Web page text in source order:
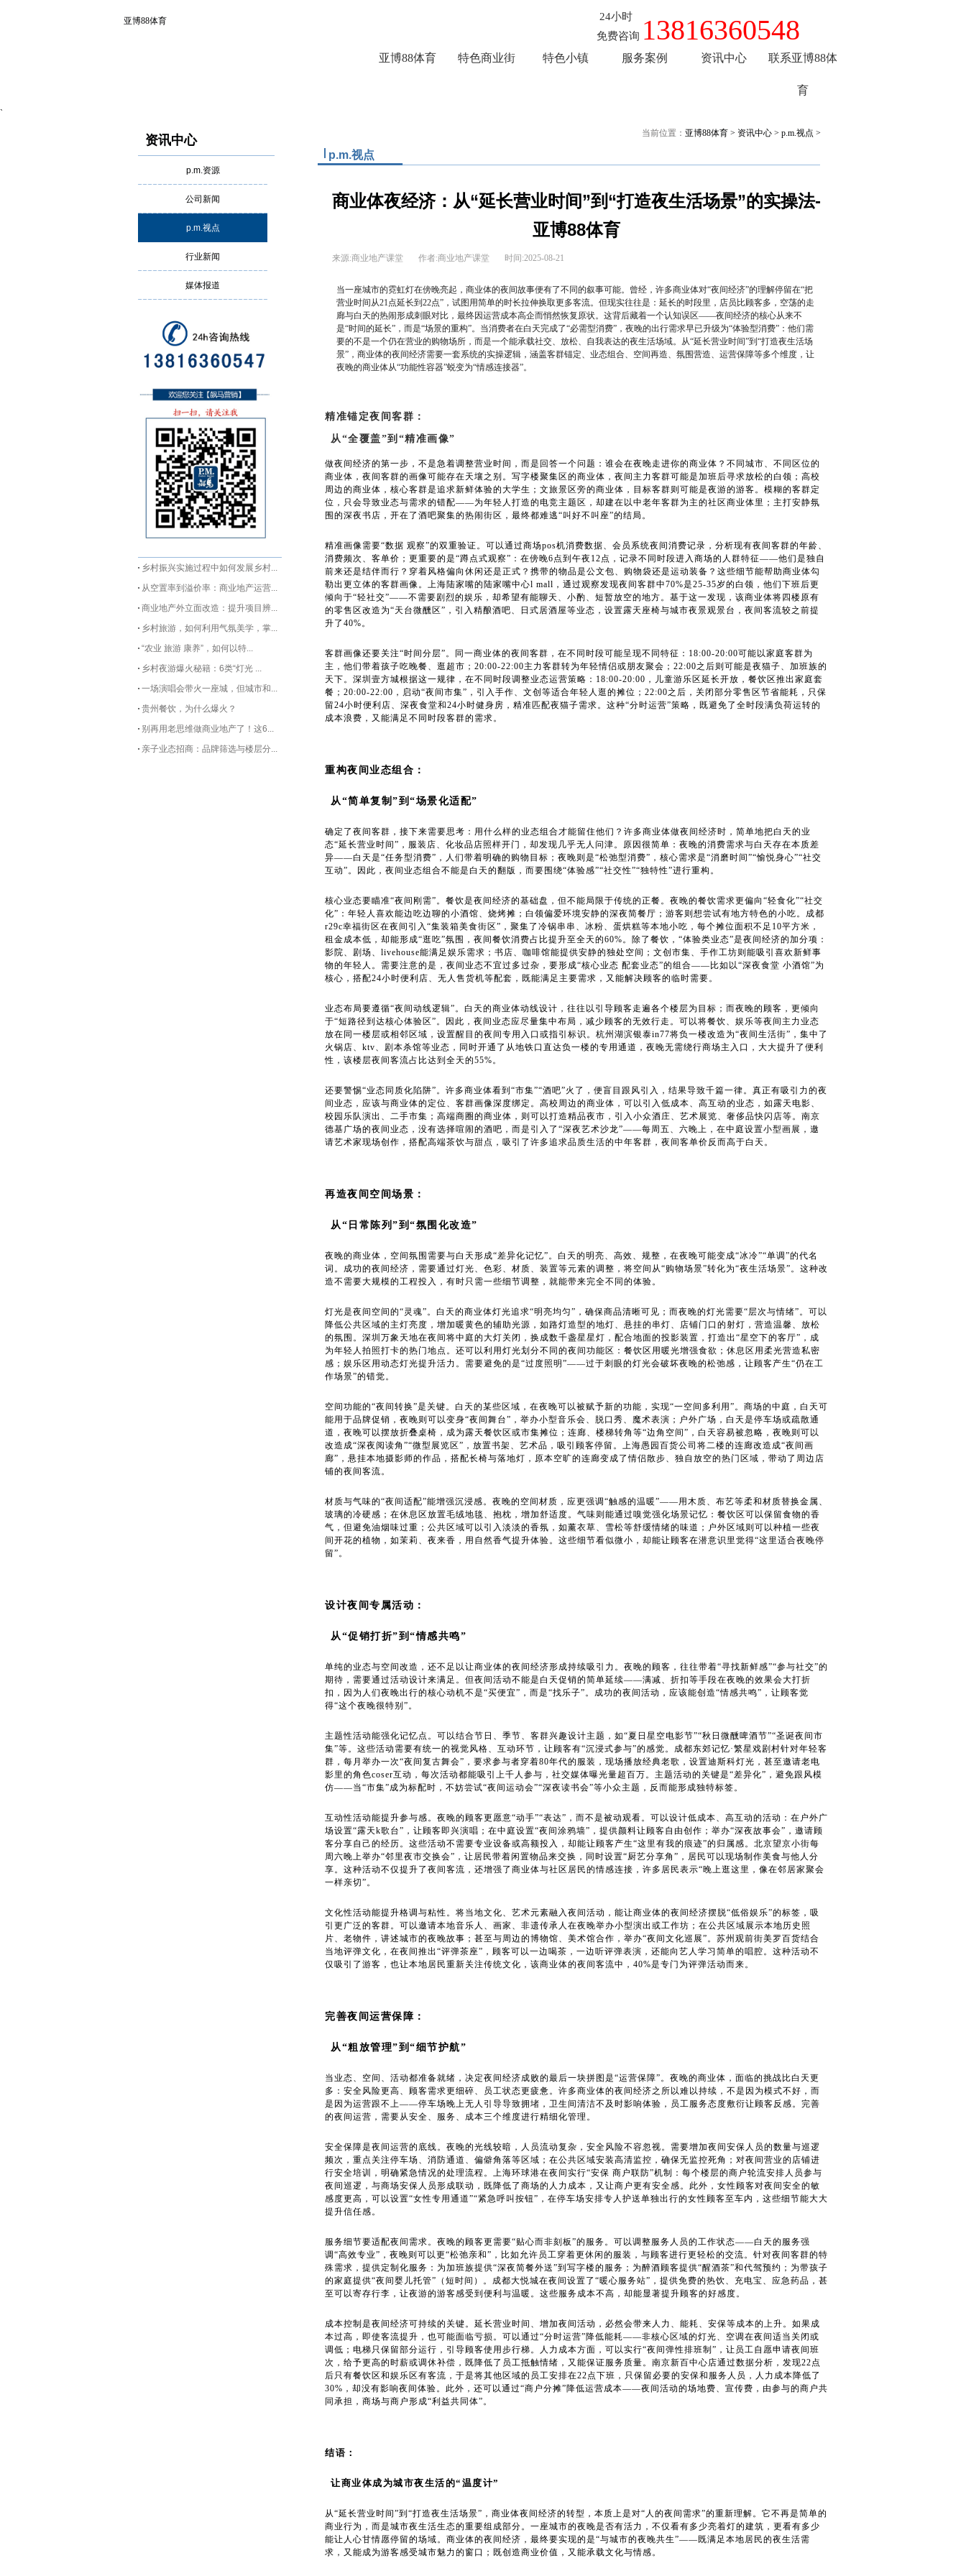
亚博88体育
24小时
免费咨询 13816360548
亚博88体育 特色商业街 特色小镇 服务案例 资讯中心 联系亚博88体
育
`
资讯中心
p.m.资源
公司新闻
p.m.视点
行业新闻
媒体报道
乡村振兴实施过程中如何发展乡村...
从空置率到溢价率：商业地产运营...
商业地产外立面改造：提升项目辨...
乡村旅游，如何利用气氛美学，掌...
“农业 旅游 康养”，如何以特...
乡村夜游爆火秘籍：6类“灯光 ...
一场演唱会带火一座城，但城市和...
贵州餐饮，为什么爆火？
别再用老思维做商业地产了！这6...
亲子业态招商：品牌筛选与楼层分...
当前位置： 亚博88体育 > 资讯中心 > p.m.视点 >
p.m.视点
商业体夜经济：从“延长营业时间”到“打造夜生活场景”的实操法-
亚博88体育
来源:商业地产课堂 作者:商业地产课堂 时间:2025-08-21
当一座城市的霓虹灯在傍晚亮起，商业体的夜间故事便有了不同的叙事可能。曾经，许多商业体对“夜间经济”的理解停留在“把
营业时间从21点延长到22点”，试图用简单的时长拉伸换取更多客流。但现实往往是：延长的时段里，店员比顾客多，空荡的走
廊与白天的热闹形成刺眼对比，最终因运营成本高企而悄然恢复原状。这背后藏着一个认知误区——夜间经济的核心从来不
是“时间的延长”，而是“场景的重构”。当消费者在白天完成了“必需型消费”，夜晚的出行需求早已升级为“体验型消费”：他们需
要的不是一个仍在营业的购物场所，而是一个能承载社交、放松、自我表达的夜生活场域。从“延长营业时间”到“打造夜生活场
景”，商业体的夜间经济需要一套系统的实操逻辑，涵盖客群锚定、业态组合、空间再造、氛围营造、运营保障等多个维度，让
夜晚的商业体从“功能性容器”蜕变为“情感连接器”。
精准锚定夜间客群：
从“全覆盖”到“精准画像”
做夜间经济的第一步，不是急着调整营业时间，而是回答一个问题：谁会在夜晚走进你的商业体？不同城市、不同区位的
商业体，夜间客群的画像可能存在天壤之别。写字楼聚集区的商业体，夜间主力客群可能是加班后寻求放松的白领；高校
周边的商业体，核心客群是追求新鲜体验的大学生；文旅景区旁的商业体，目标客群则可能是夜游的游客。模糊的客群定
位，只会导致业态与需求的错配——为年轻人打造的电竞主题区，却建在以中老年客群为主的社区商业体里；主打安静氛
围的深夜书店，开在了酒吧聚集的热闹街区，最终都难逃“叫好不叫座”的结局。
精准画像需要“数据 观察”的双重验证。可以通过商场pos机消费数据、会员系统夜间消费记录，分析现有夜间客群的年龄、
消费频次、客单价；更重要的是“蹲点式观察”：在傍晚6点到午夜12点，记录不同时段进入商场的人群特征——他们是独自
前来还是结伴而行？穿着风格偏向休闲还是正式？携带的物品是公文包、购物袋还是运动装备？这些细节能帮助商业体勾
勒出更立体的客群画像。上海陆家嘴的陆家嘴中心l mall，通过观察发现夜间客群中70%是25-35岁的白领，他们下班后更
倾向于“轻社交”——不需要剧烈的娱乐，却希望有能聊天、小酌、短暂放空的地方。基于这一发现，该商业体将四楼原有
的零售区改造为“天台微醺区”，引入精酿酒吧、日式居酒屋等业态，设置露天座椅与城市夜景观景台，夜间客流较之前提
升了40%。
客群画像还要关注“时间分层”。同一商业体的夜间客群，在不同时段可能呈现不同特征：18:00-20:00可能以家庭客群为
主，他们带着孩子吃晚餐、逛超市；20:00-22:00主力客群转为年轻情侣或朋友聚会；22:00之后则可能是夜猫子、加班族的
天下。深圳壹方城根据这一规律，在不同时段调整业态运营策略：18:00-20:00，儿童游乐区延长开放，餐饮区推出家庭套
餐；20:00-22:00，启动“夜间市集”，引入手作、文创等适合年轻人逛的摊位；22:00之后，关闭部分零售区节省能耗，只保
留24小时便利店、深夜食堂和24小时健身房，精准匹配夜猫子需求。这种“分时运营”策略，既避免了全时段满负荷运转的
成本浪费，又能满足不同时段客群的需求。
重构夜间业态组合：
从“简单复制”到“场景化适配”
确定了夜间客群，接下来需要思考：用什么样的业态组合才能留住他们？许多商业体做夜间经济时，简单地把白天的业
态“延长营业时间”，服装店、化妆品店照样开门，却发现几乎无人问津。原因很简单：夜晚的消费需求与白天存在本质差
异——白天是“任务型消费”，人们带着明确的购物目标；夜晚则是“松弛型消费”，核心需求是“消磨时间”“愉悦身心”“社交
互动”。因此，夜间业态组合不能是白天的翻版，而要围绕“体验感”“社交性”“独特性”进行重构。
核心业态要瞄准“夜间刚需”。餐饮是夜间经济的基础盘，但不能局限于传统的正餐。夜晚的餐饮需求更偏向“轻食化”“社交
化”：年轻人喜欢能边吃边聊的小酒馆、烧烤摊；白领偏爱环境安静的深夜简餐厅；游客则想尝试有地方特色的小吃。成都
r29c幸福街区在夜间引入“集装箱美食街区”，聚集了冷锅串串、冰粉、蛋烘糕等本地小吃，每个摊位面积不足10平方米，
租金成本低，却能形成“逛吃”氛围，夜间餐饮消费占比提升至全天的60%。除了餐饮，“体验类业态”是夜间经济的加分项：
影院、剧场、livehouse能满足娱乐需求；书店、咖啡馆能提供安静的独处空间；文创市集、手作工坊则能吸引喜欢新鲜事
物的年轻人。需要注意的是，夜间业态不宜过多过杂，要形成“核心业态 配套业态”的组合——比如以“深夜食堂 小酒馆”为
核心，搭配24小时便利店、无人售货机等配套，既能满足主要需求，又能解决顾客的临时需要。
业态布局要遵循“夜间动线逻辑”。白天的商业体动线设计，往往以引导顾客走遍各个楼层为目标；而夜晚的顾客，更倾向
于“短路径到达核心体验区”。因此，夜间业态应尽量集中布局，减少顾客的无效行走。可以将餐饮、娱乐等夜间主力业态
放在同一楼层或相邻区域，设置醒目的夜间专用入口或指引标识。杭州湖滨银泰in77将负一楼改造为“夜间生活街”，集中了
火锅店、ktv、剧本杀馆等业态，同时开通了从地铁口直达负一楼的专用通道，夜晚无需绕行商场主入口，大大提升了便利
性，该楼层夜间客流占比达到全天的55%。
还要警惕“业态同质化陷阱”。许多商业体看到“市集”“酒吧”火了，便盲目跟风引入，结果导致千篇一律。真正有吸引力的夜
间业态，应该与商业体的定位、客群画像深度绑定。高校周边的商业体，可以引入低成本、高互动的业态，如露天电影、
校园乐队演出、二手市集；高端商圈的商业体，则可以打造精品夜市，引入小众酒庄、艺术展览、奢侈品快闪店等。南京
德基广场的夜间业态，没有选择喧闹的酒吧，而是引入了“深夜艺术沙龙”——每周五、六晚上，在中庭设置小型画展，邀
请艺术家现场创作，搭配高端茶饮与甜点，吸引了许多追求品质生活的中年客群，夜间客单价反而高于白天。
再造夜间空间场景：
从“日常陈列”到“氛围化改造”
夜晚的商业体，空间氛围需要与白天形成“差异化记忆”。白天的明亮、高效、规整，在夜晚可能变成“冰冷”“单调”的代名
词。成功的夜间经济，需要通过灯光、色彩、材质、装置等元素的调整，将空间从“购物场景”转化为“夜生活场景”。这种改
造不需要大规模的工程投入，有时只需一些细节调整，就能带来完全不同的体验。
灯光是夜间空间的“灵魂”。白天的商业体灯光追求“明亮均匀”，确保商品清晰可见；而夜晚的灯光需要“层次与情绪”。可以
降低公共区域的主灯亮度，增加暖黄色的辅助光源，如路灯造型的地灯、悬挂的串灯、店铺门口的射灯，营造温馨、放松
的氛围。深圳万象天地在夜间将中庭的大灯关闭，换成数千盏星星灯，配合地面的投影装置，打造出“星空下的客厅”，成
为年轻人拍照打卡的热门地点。还可以利用灯光划分不同的夜间功能区：餐饮区用暖光增强食欲；休息区用柔光营造私密
感；娱乐区用动态灯光提升活力。需要避免的是“过度照明”——过于刺眼的灯光会破坏夜晚的松弛感，让顾客产生“仍在工
作场景”的错觉。
空间功能的“夜间转换”是关键。白天的某些区域，在夜晚可以被赋予新的功能，实现“一空间多利用”。商场的中庭，白天可
能用于品牌促销，夜晚则可以变身“夜间舞台”，举办小型音乐会、脱口秀、魔术表演；户外广场，白天是停车场或疏散通
道，夜晚可以摆放折叠桌椅，成为露天餐饮区或市集摊位；连廊、楼梯转角等“边角空间”，白天容易被忽略，夜晚则可以
改造成“深夜阅读角”“微型展览区”，放置书架、艺术品，吸引顾客停留。上海愚园百货公司将二楼的连廊改造成“夜间画
廊”，悬挂本地摄影师的作品，搭配长椅与落地灯，原本空旷的连廊变成了情侣散步、独自放空的热门区域，带动了周边店
铺的夜间客流。
材质与气味的“夜间适配”能增强沉浸感。夜晚的空间材质，应更强调“触感的温暖”——用木质、布艺等柔和材质替换金属、
玻璃的冷硬感；在休息区放置毛绒地毯、抱枕，增加舒适度。气味则能通过嗅觉强化场景记忆：餐饮区可以保留食物的香
气，但避免油烟味过重；公共区域可以引入淡淡的香氛，如薰衣草、雪松等舒缓情绪的味道；户外区域则可以种植一些夜
间开花的植物，如茉莉、夜来香，用自然香气提升体验。这些细节看似微小，却能让顾客在潜意识里觉得“这里适合夜晚停
留”。
设计夜间专属活动：
从“促销打折”到“情感共鸣”
单纯的业态与空间改造，还不足以让商业体的夜间经济形成持续吸引力。夜晚的顾客，往往带着“寻找新鲜感”“参与社交”的
期待，需要通过活动设计来满足。但夜间活动不能是白天促销的简单延续——满减、折扣等手段在夜晚的效果会大打折
扣，因为人们夜晚出行的核心动机不是“买便宜”，而是“找乐子”。成功的夜间活动，应该能创造“情感共鸣”，让顾客觉
得“这个夜晚很特别”。
主题性活动能强化记忆点。可以结合节日、季节、客群兴趣设计主题，如“夏日星空电影节”“秋日微醺啤酒节”“圣诞夜间市
集”等。这些活动需要有统一的视觉风格、互动环节，让顾客有“沉浸式参与”的感觉。成都东郊记忆·繁星戏剧村针对年轻客
群，每月举办一次“夜间复古舞会”，要求参与者穿着80年代的服装，现场播放经典老歌，设置迪斯科灯光，甚至邀请老电
影里的角色coser互动，每次活动都能吸引上千人参与，社交媒体曝光量超百万。主题活动的关键是“差异化”，避免跟风模
仿——当“市集”成为标配时，不妨尝试“夜间运动会”“深夜读书会”等小众主题，反而能形成独特标签。
互动性活动能提升参与感。夜晚的顾客更愿意“动手”“表达”，而不是被动观看。可以设计低成本、高互动的活动：在户外广
场设置“露天k歌台”，让顾客即兴演唱；在中庭设置“夜间涂鸦墙”，提供颜料让顾客自由创作；举办“深夜故事会”，邀请顾
客分享自己的经历。这些活动不需要专业设备或高额投入，却能让顾客产生“这里有我的痕迹”的归属感。北京望京小街每
周六晚上举办“邻里夜市交换会”，让居民带着闲置物品来交换，同时设置“厨艺分享角”，居民可以现场制作美食与他人分
享。这种活动不仅提升了夜间客流，还增强了商业体与社区居民的情感连接，许多居民表示“晚上逛这里，像在邻居家聚会
一样亲切”。
文化性活动能提升格调与粘性。将当地文化、艺术元素融入夜间活动，能让商业体的夜间经济摆脱“低俗娱乐”的标签，吸
引更广泛的客群。可以邀请本地音乐人、画家、非遗传承人在夜晚举办小型演出或工作坊；在公共区域展示本地历史照
片、老物件，讲述城市的夜晚故事；甚至与周边的博物馆、美术馆合作，举办“夜间文化巡展”。苏州观前街美罗百货结合
当地评弹文化，在夜间推出“评弹茶座”，顾客可以一边喝茶，一边听评弹表演，还能向艺人学习简单的唱腔。这种活动不
仅吸引了游客，也让本地居民重新关注传统文化，该商业体的夜间客流中，40%是专门为评弹活动而来。
完善夜间运营保障：
从“粗放管理”到“细节护航”
当业态、空间、活动都准备就绪，决定夜间经济成败的最后一块拼图是“运营保障”。夜晚的商业体，面临的挑战比白天更
多：安全风险更高、顾客需求更细碎、员工状态更疲惫。许多商业体的夜间经济之所以难以持续，不是因为模式不好，而
是因为运营跟不上——停车场晚上无人引导导致拥堵，卫生间清洁不及时影响体验，员工服务态度敷衍让顾客反感。完善
的夜间运营，需要从安全、服务、成本三个维度进行精细化管理。
安全保障是夜间运营的底线。夜晚的光线较暗，人员流动复杂，安全风险不容忽视。需要增加夜间安保人员的数量与巡逻
频次，重点关注停车场、消防通道、偏僻角落等区域；在公共区域安装高清监控，确保无监控死角；对夜间营业的店铺进
行安全培训，明确紧急情况的处理流程。上海环球港在夜间实行“安保 商户联防”机制：每个楼层的商户轮流安排人员参与
夜间巡逻，与商场安保人员形成联动，既降低了商场的人力成本，又让商户更有安全感。此外，女性顾客对夜间安全的敏
感度更高，可以设置“女性专用通道”“紧急呼叫按钮”，在停车场安排专人护送单独出行的女性顾客至车内，这些细节能大大
提升信任感。
服务细节要适配夜间需求。夜晚的顾客更需要“贴心而非刻板”的服务。可以调整服务人员的工作状态——白天的服务强
调“高效专业”，夜晚则可以更“松弛亲和”，比如允许员工穿着更休闲的服装，与顾客进行更轻松的交流。针对夜间客群的特
殊需求，提供定制化服务：为加班族提供“深夜简餐外送”到写字楼的服务；为醉酒顾客提供“醒酒茶”和代驾预约；为带孩子
的家庭提供“夜间婴儿托管”（短时间）。成都大悦城在夜间设置了“暖心服务站”，提供免费的热饮、充电宝、应急药品，甚
至可以寄存行李，让夜游的游客感受到便利与温暖。这些服务成本不高，却能显著提升顾客的好感度。
成本控制是夜间经济可持续的关键。延长营业时间、增加夜间活动，必然会带来人力、能耗、安保等成本的上升。如果成
本过高，即使客流提升，也可能面临亏损。可以通过“分时运营”降低能耗——非核心区域的灯光、空调在夜间适当关闭或
调低；电梯只保留部分运行，引导顾客使用步行梯。人力成本方面，可以实行“夜间弹性排班制”，让员工自愿申请夜间班
次，给予更高的时薪或调休补偿，既降低了员工抵触情绪，又能保证服务质量。南京新百中心店通过数据分析，发现22点
后只有餐饮区和娱乐区有客流，于是将其他区域的员工安排在22点下班，只保留必要的安保和服务人员，人力成本降低了
30%，却没有影响夜间体验。此外，还可以通过“商户分摊”降低运营成本——夜间活动的场地费、宣传费，由参与的商户共
同承担，商场与商户形成“利益共同体”。
结语：
让商业体成为城市夜生活的“温度计”
从“延长营业时间”到“打造夜生活场景”，商业体夜间经济的转型，本质上是对“人的夜间需求”的重新理解。它不再是简单的
商业行为，而是城市夜生活生态的重要组成部分。一座城市的夜晚是否有活力，不仅看有多少亮着灯的建筑，更看有多少
能让人心甘情愿停留的场域。商业体的夜间经济，最终要实现的是“与城市的夜晚共生”——既满足本地居民的夜生活需
求，又能成为游客感受城市魅力的窗口；既创造商业价值，又能承载文化与情感。